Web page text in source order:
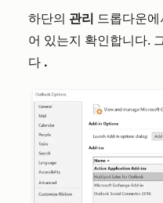
하단의 관리 드롭다운에
어 있는지 확인합니다.
다 .